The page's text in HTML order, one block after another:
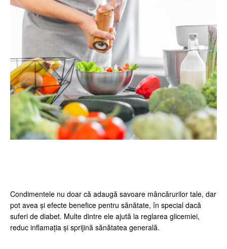
Condimentele nu doar că adaugă savoare mâncărurilor tale, dar
pot avea și efecte benefice pentru sănătate, în special dacă
suferi de diabet. Multe dintre ele ajută la reglarea glicemiei,
reduc inflamația și sprijină sănătatea generală.